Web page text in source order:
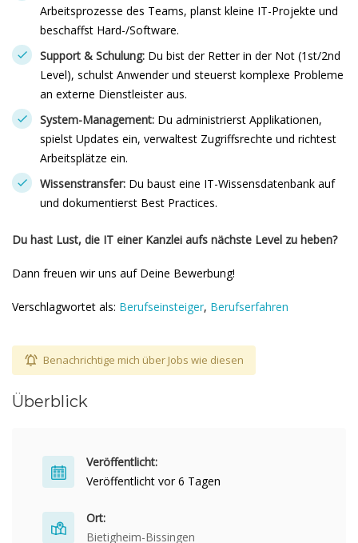
Arbeitsprozesse des Teams, planst kleine IT-Projekte und
beschaffst Hard-/Software.
Support & Schulung: Du bist der Retter in der Not (1st/2nd
Level), schulst Anwender und steuerst komplexe Probleme
an externe Dienstleister aus.
System-Management: Du administrierst Applikationen,
spielst Updates ein, verwaltest Zugriffsrechte und richtest
Arbeitsplätze ein.
Wissenstransfer: Du baust eine IT-Wissensdatenbank auf
und dokumentierst Best Practices.
Du hast Lust, die IT einer Kanzlei aufs nächste Level zu heben?
Dann freuen wir uns auf Deine Bewerbung!
Verschlagwortet als: Berufseinsteiger, Berufserfahren
Benachrichtige mich über Jobs wie diesen
Überblick
Veröffentlicht:
Veröffentlicht vor 6 Tagen
Ort:
Bietigheim-Bissingen